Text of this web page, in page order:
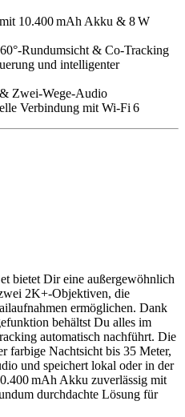
10.400 mAh Akku & 8 W
Rundumsicht & Co-Tracking
und intelligenter
Zwei-Wege-Audio
Verbindung mit Wi-Fi 6
bietet Dir eine außergewöhnlich
2K+-Objektiven, die
ermöglichen. Dank
behältst Du alles im
automatisch nachführt. Die
farbige Nachtsicht bis 35 Meter,
und speichert lokal oder in der
mAh Akku zuverlässig mit
durchdachte Lösung für